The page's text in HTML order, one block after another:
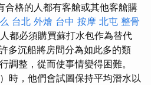
合格的人都有客艙或其他客艙購
台北 外燴 台中 按摩 北屯 整骨
都必須購買蘇打水包作為替代
多沉船將房間分為如此多的類
調整，從而使事情變得困難。
時，他們會試圖保持平均潛水以